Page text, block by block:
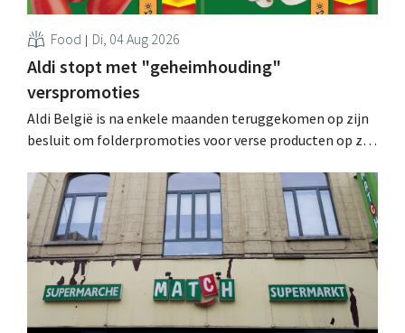
Food Di, 04 Aug 2026
Aldi stopt met "geheimhouding"
verspromoties
Aldi België is na enkele maanden teruggekomen op zijn
besluit om folderpromoties voor verse producten op zijn
werking treden: "Onze klanten willen goed
geïnformeerd worden." .